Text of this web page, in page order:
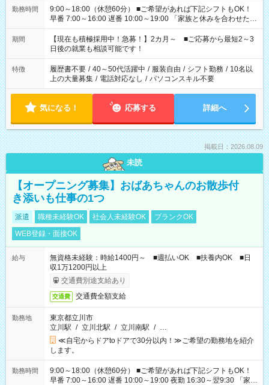
勤務時間
9:00～18:00（休憩60分） ■ご希望があれば下記シフトもOK！
早番 7:00～16:00 遅番 10:00～19:00 「家族と休みを合わせた
い」 「余裕を持って夕飯の準備がしたい」 「できれば残業はし
たくない」 など、ご希望を教えてくださいね。 ※Wワーク希望
の方へ 今ご覧のお仕事で希望する勤務時間と、もう1つのお仕事
の勤務時間。 合計で週40時間を超える場合は応募できません。
期間
【現在も積極採用中！急募！】2カ月～ ■ご応募から最短2～3
日後の就業も相談可能です！
特徴 履歴書不要 / 40～50代活躍中 / 服装自由 / シフト勤務 / 10名以
上の大量募集 / 電話対応なし / パソコンスキル不要
気になる！ 応募する 詳細へ
掲載日：2026.08.09
未読
【オープニング募集】おばあちゃんのお散歩付
き添いも仕事の1つ
派遣 職種未経験OK 社会人未経験OK
ブランクOK
WEB登録・面接OK
給与
無資格未経験：時給1400円～ ■週払いOK ■扶養内OK ■日
収1万1200円以上
交通費別途支給あり
交通費 交通費全額支給
勤務地
東京都立川市
立川駅 / 立川北駅 / 立川南駅 / …
≪自宅からドアtoドアで30分以内！≫ご希望の勤務地を紹介
します。
勤務時間
9:00～18:00（休憩60分） ■ご希望があれば下記シフトもOK！
早番 7:00～16:00 遅番 10:00～19:00 夜勤 16:30～翌9:30 「家族